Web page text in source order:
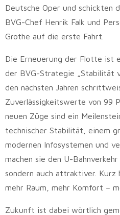
Deutsche Oper und schickten
BVG-Chef Henrik Falk und
Grothe auf die erste Fahrt.
Die Erneuerung der Flotte ist
der BVG-Strategie „Stabilität
den nächsten Jahren
Zuverlässigkeitswerte von 99
neuen Züge sind ein
technischer Stabilität, einem
modernen Infosystemen und
machen sie den U-
sondern auch attraktiver. Kurz
mehr Raum, mehr Komfort –
Zukunft ist dabei wörtlich